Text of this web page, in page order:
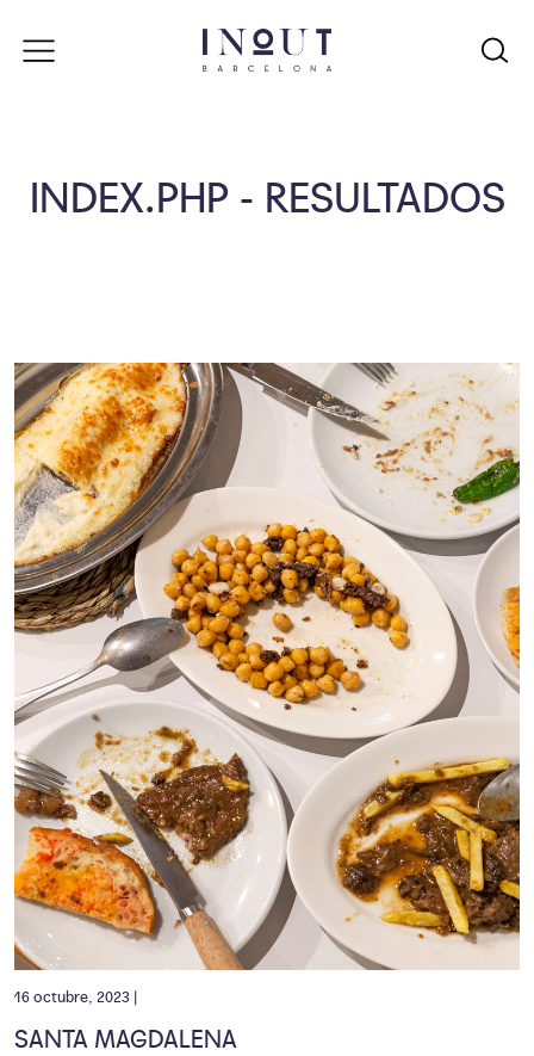
INDEX.PHP - RESULTADOS
16 octubre, 2023 |
SANTA MAGDALENA